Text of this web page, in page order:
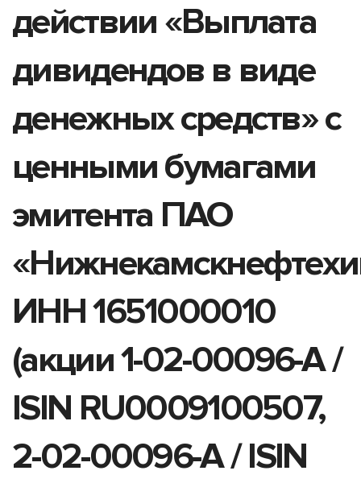
действии «Выплата
дивидендов в виде
денежных средств» с
ценными бумагами
эмитента ПАО
ИНН 1651000010
(акции 1-02-00096-A /
ISIN RU0009100507,
2-02-00096-A / ISIN